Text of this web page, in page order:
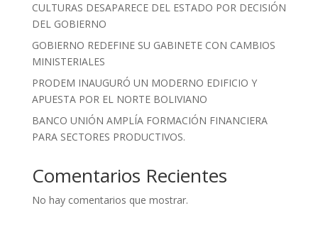
CULTURAS DESAPARECE DEL ESTADO POR DECISIÓN
DEL GOBIERNO
GOBIERNO REDEFINE SU GABINETE CON CAMBIOS
MINISTERIALES
PRODEM INAUGURÓ UN MODERNO EDIFICIO Y
APUESTA POR EL NORTE BOLIVIANO
BANCO UNIÓN AMPLÍA FORMACIÓN FINANCIERA
PARA SECTORES PRODUCTIVOS.
Comentarios Recientes
No hay comentarios que mostrar.